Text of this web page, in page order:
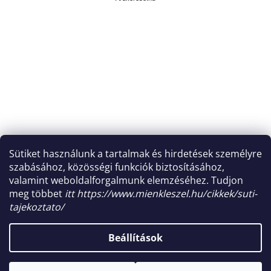
Sütiket használunk a tartalmak és hirdetések személyre
szabásához, közösségi funkciók biztosításához,
valamint weboldalforgalmunk elemzéséhez. Tudjon
meg többet itt https://www.mienkleszel.hu/cikkek/suti-
tajekoztato/
Beállítások
mindennapokra.hu. Minden jog fenntartva.
Süti beállítások szerkesztése